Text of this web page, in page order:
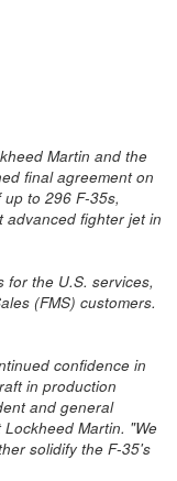
Martin and the
final agreement on
to 296 F-35s,
advanced fighter jet in
for the U.S. services,
(FMS) customers.
confidence in
in production
and general
Martin. "We
solidify the F-35's